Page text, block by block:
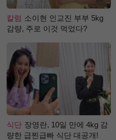
칼럼 소이현 인교진 부부 5kg
감량, 주로 이것 먹었다?
식단 장영란, 10일 만에 4kg 감
량한 급찐급빠 식단 대공개!